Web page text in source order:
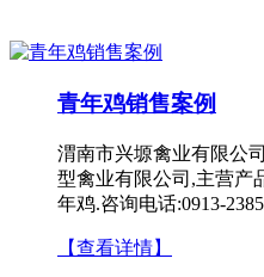
青年鸡销售案例
渭南市兴塬禽业有限公
型禽业有限公司,主营产
年鸡.咨询电话:0913-
【查看详情】